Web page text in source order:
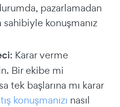
pazarlamadan
konuşmanız
: Karar verme
Bir ekibe mi
tek başlarına mı karar
konuşmanızı nasıl